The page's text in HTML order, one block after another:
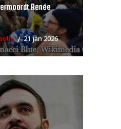
Renée
21 jan 2026